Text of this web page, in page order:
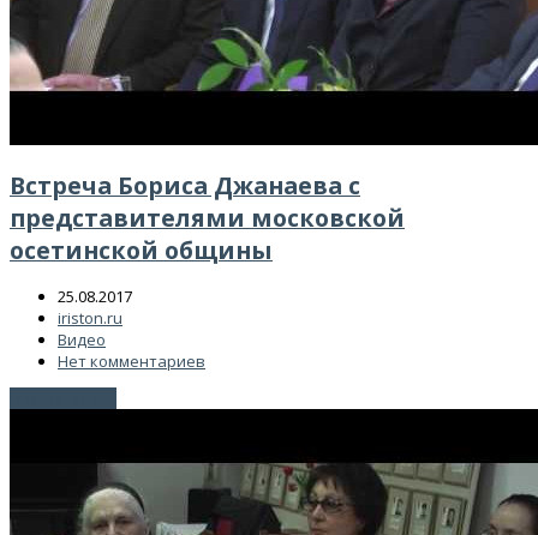
Встреча Бориса Джанаева с
представителями московской
осетинской общины
25.08.2017
iriston.ru
Видео
Нет комментариев